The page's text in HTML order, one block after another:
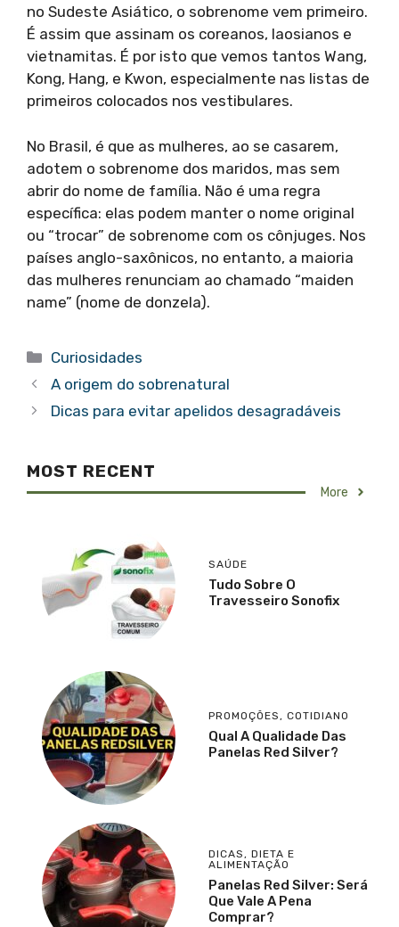
no Sudeste Asiático, o sobrenome vem primeiro.
É assim que assinam os coreanos, laosianos e
vietnamitas. É por isto que vemos tantos Wang,
Kong, Hang, e Kwon, especialmente nas listas de
primeiros colocados nos vestibulares.
No Brasil, é que as mulheres, ao se casarem,
adotem o sobrenome dos maridos, mas sem
abrir do nome de família. Não é uma regra
específica: elas podem manter o nome original
ou “trocar” de sobrenome com os cônjuges. Nos
países anglo-saxônicos, no entanto, a maioria
das mulheres renunciam ao chamado “maiden
name” (nome de donzela).
Categorias
Curiosidades
A origem do sobrenatural
Dicas para evitar apelidos desagradáveis
MOST RECENT
More
SAÚDE
Tudo Sobre O
Travesseiro Sonofix
PROMOÇÕES, COTIDIANO
Qual A Qualidade Das
Panelas Red Silver?
DICAS, DIETA E
ALIMENTAÇÃO
Panelas Red Silver: Será
Que Vale A Pena
Comprar?